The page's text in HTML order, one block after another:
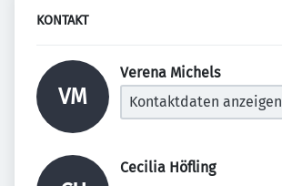
KONTAKT
VM
Verena Michels
Kontaktdaten anzeigen
Cecilia Höfling